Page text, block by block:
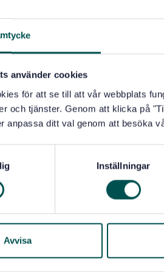
använder cookies
för att se till att vår webbplats
och tjänster. Genom att klicka på
anpassa ditt val genom att besöka
Inställningar
Avvisa